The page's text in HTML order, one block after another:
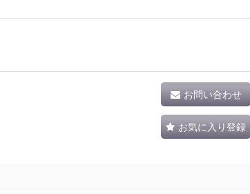
お問い合わせ
お気に入り登録